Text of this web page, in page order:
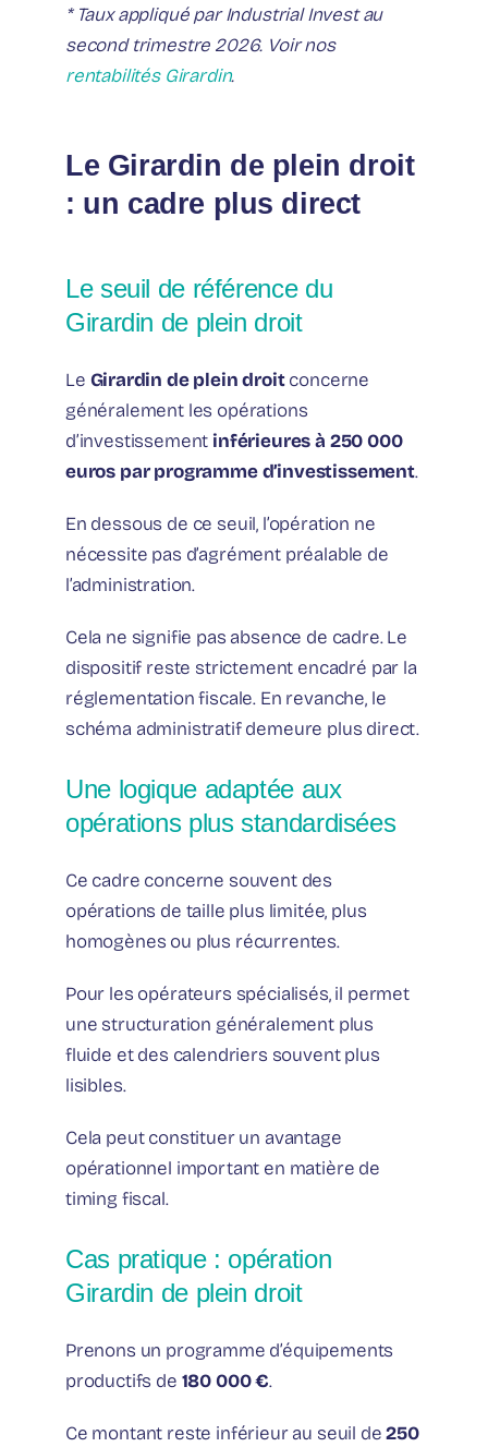
* Taux appliqué par Industrial Invest au
second trimestre 2026. Voir nos
rentabilités Girardin.
Le Girardin de plein droit
: un cadre plus direct
Le seuil de référence du
Girardin de plein droit
Le Girardin de plein droitconcerne
généralement les opérations
d’investissement inférieures à 250 000
euros par programme d’investissement.
En dessous de ce seuil, l’opération ne
nécessite pas d’agrément préalable de
l’administration.
Cela ne signifie pas absence de cadre. Le
dispositif reste strictement encadré par la
réglementation fiscale. En revanche, le
schéma administratif demeure plus direct.
Une logique adaptée aux
opérations plus standardisées
Ce cadre concerne souvent des
opérations de taille plus limitée, plus
homogènes ou plus récurrentes.
Pour les opérateurs spécialisés, il permet
une structuration généralement plus
fluide et des calendriers souvent plus
lisibles.
Cela peut constituer un avantage
opérationnel important en matière de
timing fiscal.
Cas pratique : opération
Girardin de plein droit
Prenons un programme d’équipements
productifs de 180 000 €.
Ce montant reste inférieur au seuil de250